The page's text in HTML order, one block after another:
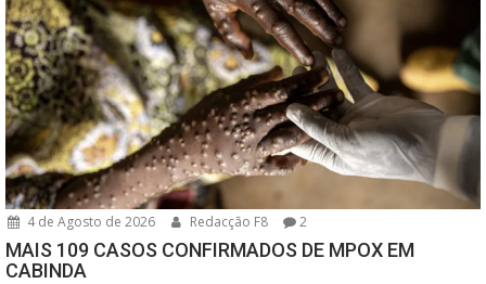
4 de Agosto de 2026 Redacção F8 2
MAIS 109 CASOS CONFIRMADOS DE MPOX EM
CABINDA